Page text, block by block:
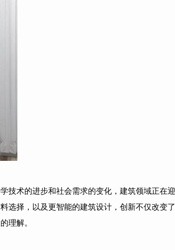
技术的进步和社会需求的变化，建筑领域正在迎
选择，以及更智能的建筑设计，创新不仅改变了
理解。